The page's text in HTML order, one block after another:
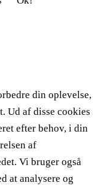
din oplevelse,
Ud af disse cookies
efter behov, i din
af
Vi bruger også
at analysere og